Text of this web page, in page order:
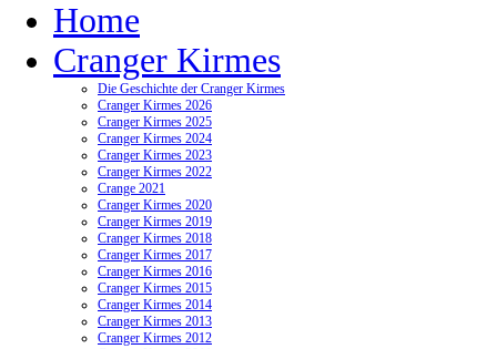
Home
Cranger Kirmes
Die Geschichte der Cranger Kirmes
Cranger Kirmes 2026
Cranger Kirmes 2025
Cranger Kirmes 2024
Cranger Kirmes 2023
Cranger Kirmes 2022
Crange 2021
Cranger Kirmes 2020
Cranger Kirmes 2019
Cranger Kirmes 2018
Cranger Kirmes 2017
Cranger Kirmes 2016
Cranger Kirmes 2015
Cranger Kirmes 2014
Cranger Kirmes 2013
Cranger Kirmes 2012